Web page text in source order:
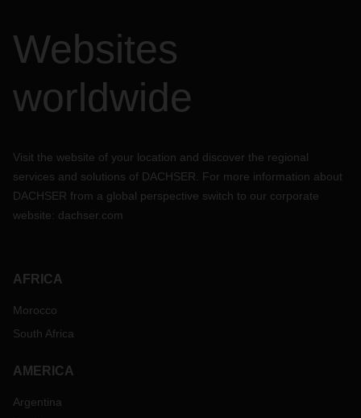
Websites
worldwide
Visit the website of your location and discover the regional
services and solutions of DACHSER. For more information about
DACHSER from a global perspective switch to our corporate
website: dachser.com
AFRICA
Morocco
South Africa
AMERICA
Argentina